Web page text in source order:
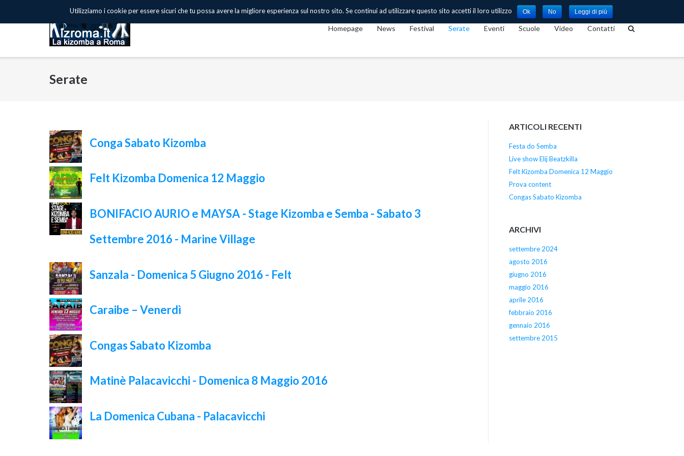
Homepage News Festival Serate Eventi Scuole Video Contatti
Serate
Conga Sabato Kizomba
Felt Kizomba Domenica 12 Maggio
BONIFACIO AURIO e MAYSA - Stage Kizomba e Semba - Sabato 3
Settembre 2016 - Marine Village
Sanzala - Domenica 5 Giugno 2016 - Felt
Caraibe – Venerdì
Congas Sabato Kizomba
Matinè Palacavicchi - Domenica 8 Maggio 2016
La Domenica Cubana - Palacavicchi
ARTICOLI RECENTI
Festa do Semba
Live show Elij Beatzkilla
Felt Kizomba Domenica 12 Maggio
Prova content
Congas Sabato Kizomba
ARCHIVI
settembre 2024
agosto 2016
giugno 2016
maggio 2016
aprile 2016
febbraio 2016
gennaio 2016
settembre 2015
Utilizziamo i cookie per essere sicuri che tu possa avere la migliore esperienza sul nostro sito. Se continui ad utilizzare questo sito accetti il loro utilizzo Ok No Leggi di più